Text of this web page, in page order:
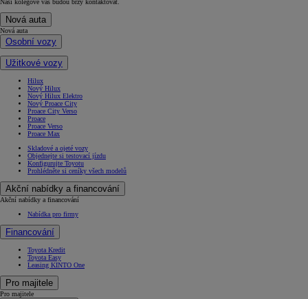
Naši kolegové vás budou brzy kontaktovat.
Nová auta
Nová auta
Osobní vozy
Užitkové vozy
Hilux
Nový Hilux
Nový Hilux Elektro
Nový Proace City
Proace City Verso
Proace
Proace Verso
Proace Max
Skladové a ojeté vozy
Objednejte si testovací jízdu
Konfigurujte Toyotu
Prohlédněte si ceníky všech modelů
Akční nabídky a financování
Akční nabídky a financování
Nabídka pro firmy
Financování
Toyota Kredit
Toyota Easy
Leasing KINTO One
Pro majitele
Pro majitele